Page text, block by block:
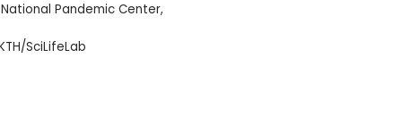
Pandemic Center,
SciLifeLab